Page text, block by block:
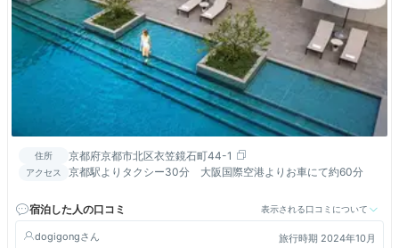
住所 京都府京都市北区衣笠鏡石町44-1
アクセス 京都駅よりタクシー30分 大阪国際空港よりお車にて約60分
宿泊した人の口コミ 表示される口コミについて
dogigong 旅行時期 2024年10月